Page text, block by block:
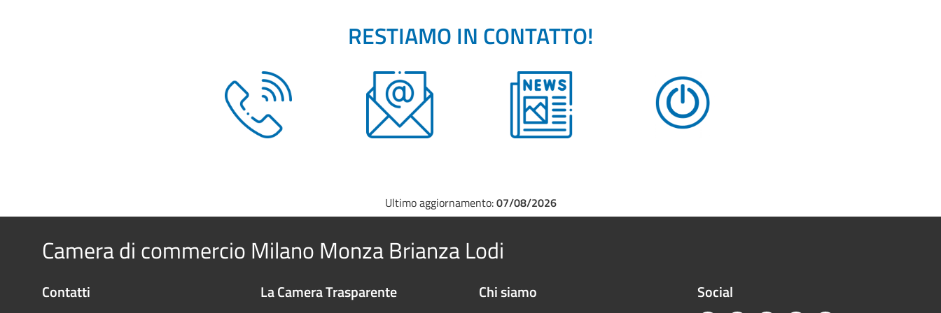
RESTIAMO IN CONTATTO!
Ultimo aggiornamento:07/08/2026
Camera di commercio Milano Monza Brianza Lodi
Contatti La Camera Trasparente Chi siamo Social